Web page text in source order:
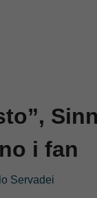
i fan
Servadei